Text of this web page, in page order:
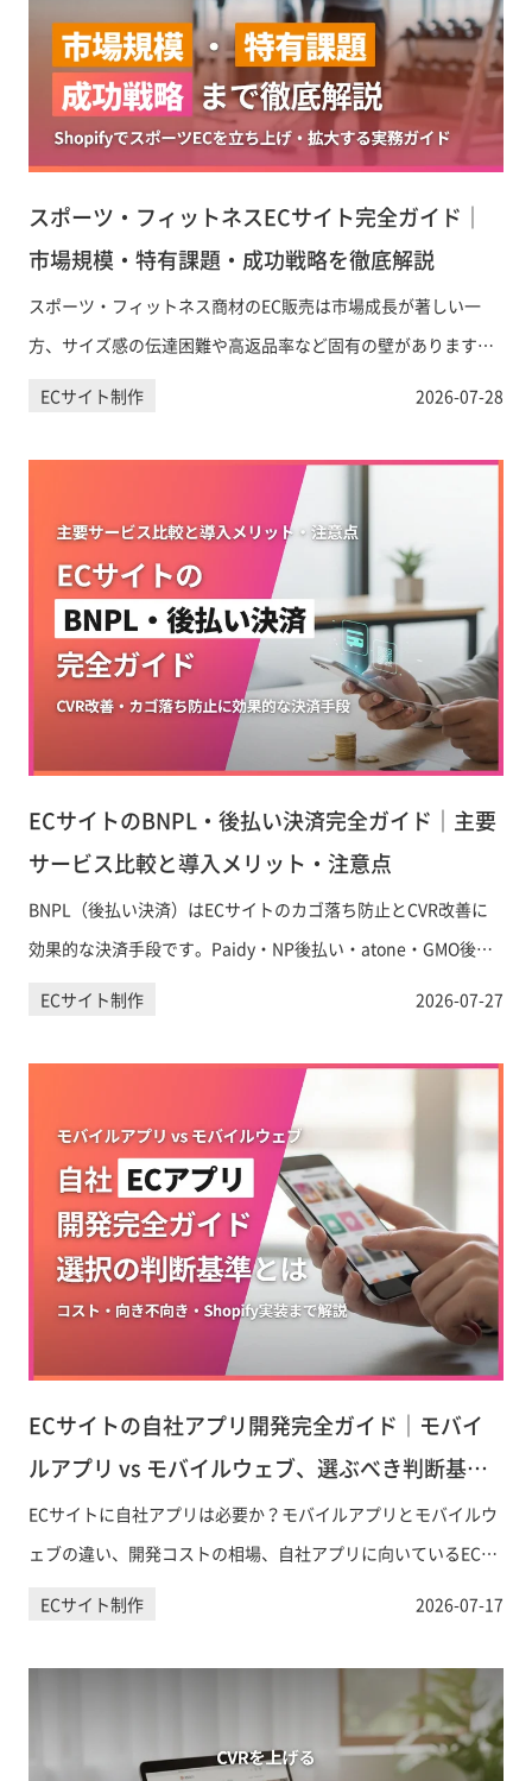
スポーツ・フィットネスECサイト完全ガイド｜
市場規模・特有課題・成功戦略を徹底解説
スポーツ・フィットネス商材のEC販売は市場成長が著しい一
方、サイズ感の伝達困難や高返品率など固有の壁があります。
本記事では市場規模のデータをもとに、業界特有の課題と解決
ECサイト制作 2026-07-28
ECサイトのBNPL・後払い決済完全ガイド｜主要
サービス比較と導入メリット・注意点
BNPL（後払い決済）はECサイトのカゴ落ち防止とCVR改善に
効果的な決済手段です。Paidy・NP後払い・atone・GMO後払
いの手数料・特徴を徹底比較し、Shopifyへの導入方法と運用上
ECサイト制作 2026-07-27
ECサイトの自社アプリ開発完全ガイド｜モバイ
ルアプリ vs モバイルウェブ、選ぶべき判断基準
とは
ECサイトに自社アプリは必要か？モバイルアプリとモバイルウ
ェブの違い、開発コストの相場、自社アプリに向いているEC事
業の特徴、Shopify対応の実装方法まで、意思決定に必要な情報
ECサイト制作 2026-07-17